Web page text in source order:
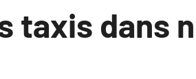
taxis dans